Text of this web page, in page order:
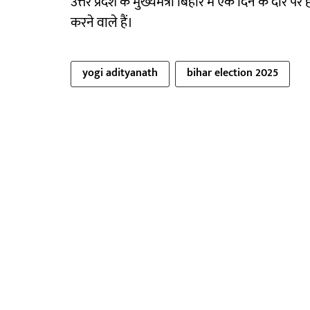
करने वाले हैं।
yogi adityanath bihar election 2025